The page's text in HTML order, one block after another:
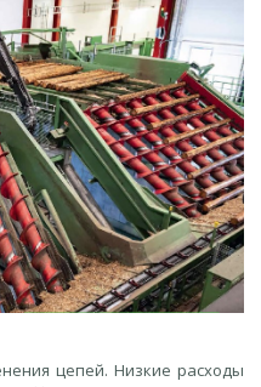
цепей. Низкие расходы